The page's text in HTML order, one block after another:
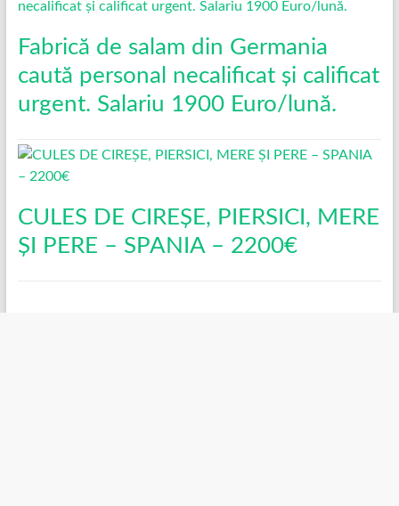
Fabrică de salam din Germania
caută personal necalificat și calificat
urgent. Salariu 1900 Euro/lună.
CULES DE CIREȘE, PIERSICI, MERE
ȘI PERE – SPANIA – 2200€